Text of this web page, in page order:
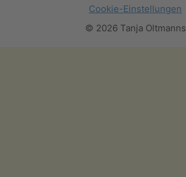
Cookie-Einstellungen
© 2026 Tanja Oltmanns